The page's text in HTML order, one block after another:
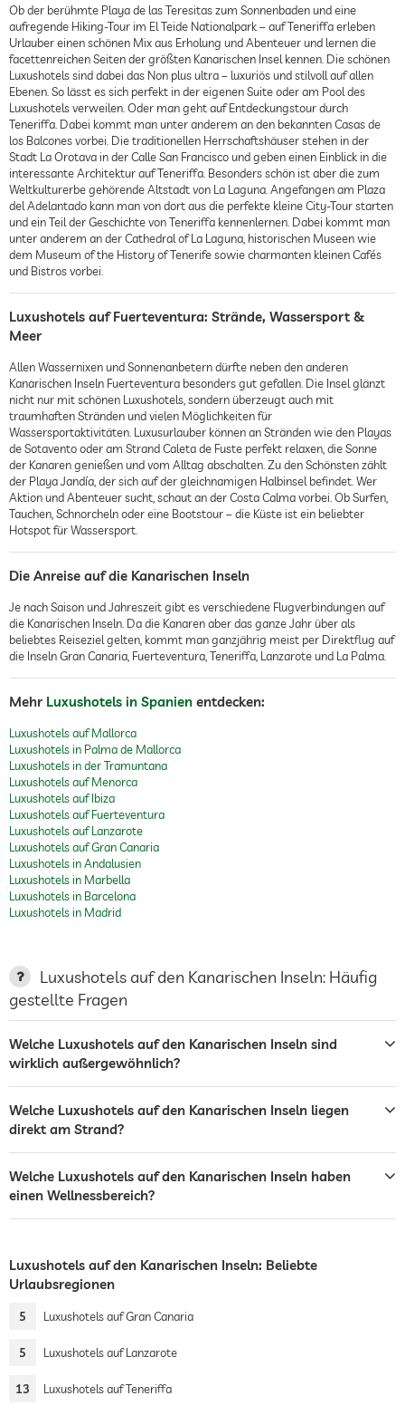
Ob der berühmte Playa de las Teresitas zum Sonnenbaden und eine
aufregende Hiking-Tour im El Teide Nationalpark – auf Teneriffa erleben
Urlauber einen schönen Mix aus Erholung und Abenteuer und lernen die
facettenreichen Seiten der größten Kanarischen Insel kennen. Die schönen
Luxushotels sind dabei das Non plus ultra – luxuriös und stilvoll auf allen
Ebenen. So lässt es sich perfekt in der eigenen Suite oder am Pool des
Luxushotels verweilen. Oder man geht auf Entdeckungstour durch
Teneriffa. Dabei kommt man unter anderem an den bekannten Casas de
los Balcones vorbei. Die traditionellen Herrschaftshäuser stehen in der
Stadt La Orotava in der Calle San Francisco und geben einen Einblick in die
interessante Architektur auf Teneriffa. Besonders schön ist aber die zum
Weltkulturerbe gehörende Altstadt von La Laguna. Angefangen am Plaza
del Adelantado kann man von dort aus die perfekte kleine City-Tour starten
und ein Teil der Geschichte von Teneriffa kennenlernen. Dabei kommt man
unter anderem an der Cathedral of La Laguna, historischen Museen wie
dem Museum of the History of Tenerife sowie charmanten kleinen Cafés
und Bistros vorbei.
Luxushotels auf Fuerteventura: Strände, Wassersport &
Meer
Allen Wassernixen und Sonnenanbetern dürfte neben den anderen
Kanarischen Inseln Fuerteventura besonders gut gefallen. Die Insel glänzt
nicht nur mit schönen Luxushotels, sondern überzeugt auch mit
traumhaften Stränden und vielen Möglichkeiten für
Wassersportaktivitäten. Luxusurlauber können an Stränden wie den Playas
de Sotavento oder am Strand Caleta de Fuste perfekt relaxen, die Sonne
der Kanaren genießen und vom Alltag abschalten. Zu den Schönsten zählt
der Playa Jandía, der sich auf der gleichnamigen Halbinsel befindet. Wer
Aktion und Abenteuer sucht, schaut an der Costa Calma vorbei. Ob Surfen,
Tauchen, Schnorcheln oder eine Bootstour – die Küste ist ein beliebter
Hotspot für Wassersport.
Die Anreise auf die Kanarischen Inseln
Je nach Saison und Jahreszeit gibt es verschiedene Flugverbindungen auf
die Kanarischen Inseln. Da die Kanaren aber das ganze Jahr über als
beliebtes Reiseziel gelten, kommt man ganzjährig meist per Direktflug auf
die Inseln Gran Canaria, Fuerteventura, Teneriffa, Lanzarote und La Palma.
Mehr Luxushotels in Spanien entdecken:
Luxushotels auf Mallorca
Luxushotels in Palma de Mallorca
Luxushotels in der Tramuntana
Luxushotels auf Menorca
Luxushotels auf Ibiza
Luxushotels auf Fuerteventura
Luxushotels auf Lanzarote
Luxushotels auf Gran Canaria
Luxushotels in Andalusien
Luxushotels in Marbella
Luxushotels in Barcelona
Luxushotels in Madrid
Luxushotels auf den Kanarischen Inseln: Häufig
gestellte Fragen
Welche Luxushotels auf den Kanarischen Inseln sind
wirklich außergewöhnlich?
Welche Luxushotels auf den Kanarischen Inseln liegen
direkt am Strand?
Welche Luxushotels auf den Kanarischen Inseln haben
einen Wellnessbereich?
Luxushotels auf den Kanarischen Inseln: Beliebte
Urlaubsregionen
5 Luxushotels auf Gran Canaria
5 Luxushotels auf Lanzarote
13 Luxushotels auf Teneriffa